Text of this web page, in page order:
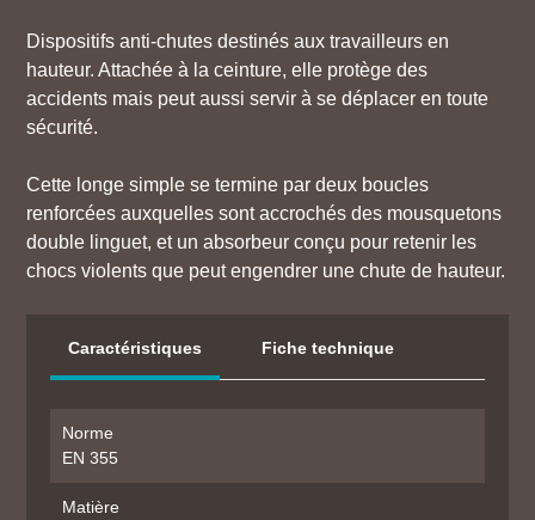
Dispositifs anti-chutes destinés aux travailleurs en
hauteur. Attachée à la ceinture, elle protège des
accidents mais peut aussi servir à se déplacer en toute
sécurité.
Cette longe simple se termine par deux boucles
renforcées auxquelles sont accrochés des mousquetons
double linguet, et un absorbeur conçu pour retenir les
chocs violents que peut engendrer une chute de hauteur.
Caractéristiques Fiche technique
Norme
EN 355
Matière